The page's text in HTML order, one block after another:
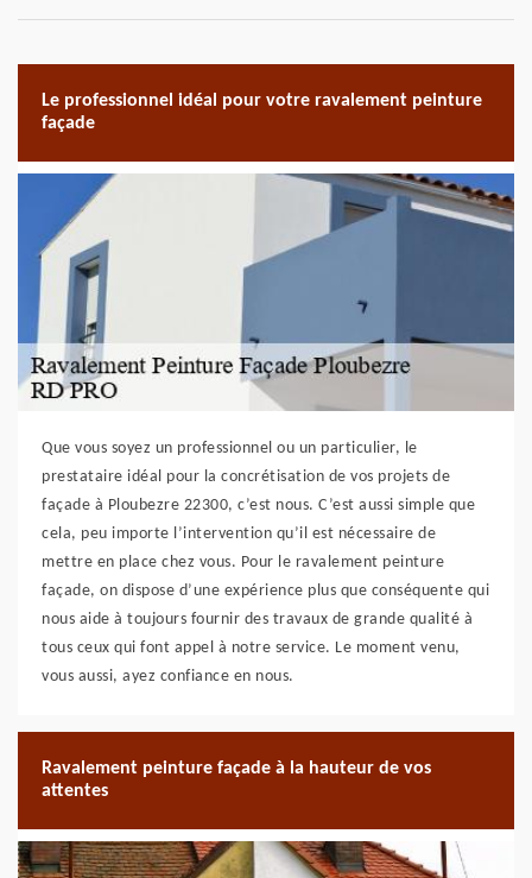
Le professionnel idéal pour votre ravalement peinture
façade
Que vous soyez un professionnel ou un particulier, le
prestataire idéal pour la concrétisation de vos projets de
façade à Ploubezre 22300, c’est nous. C’est aussi simple que
cela, peu importe l’intervention qu’il est nécessaire de
mettre en place chez vous. Pour le ravalement peinture
façade, on dispose d’une expérience plus que conséquente qui
nous aide à toujours fournir des travaux de grande qualité à
tous ceux qui font appel à notre service. Le moment venu,
vous aussi, ayez confiance en nous.
Ravalement peinture façade à la hauteur de vos
attentes